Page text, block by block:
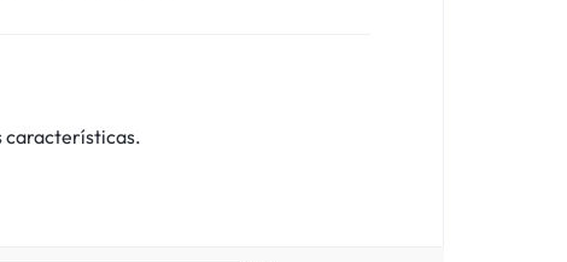
características.